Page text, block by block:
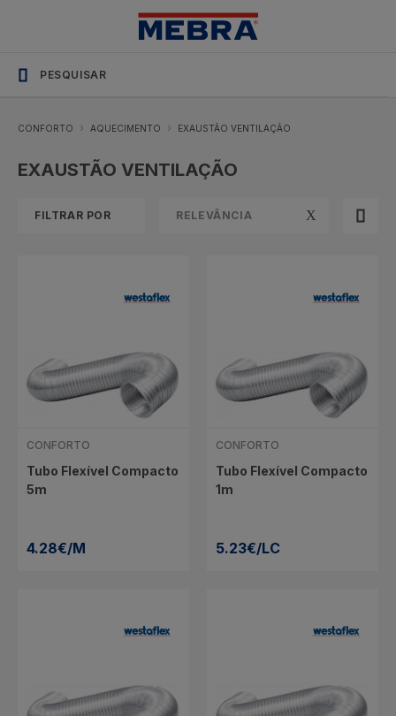
SHOP_CATEGORY_NAME
permanente
CONFORTO AQUECIMENTO EXAUSTÃO VENTILAÇÃO
EXAUSTÃO VENTILAÇÃO
FILTRAR POR RELEVÂNCIA
CONFORTO
Tubo Flexível Compacto
5m
4.28€/M
CONFORTO
Tubo Flexível Compacto
1m
5.23€/LC